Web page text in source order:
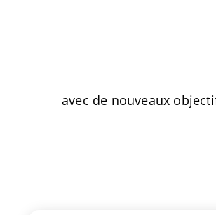
avec de nouveaux